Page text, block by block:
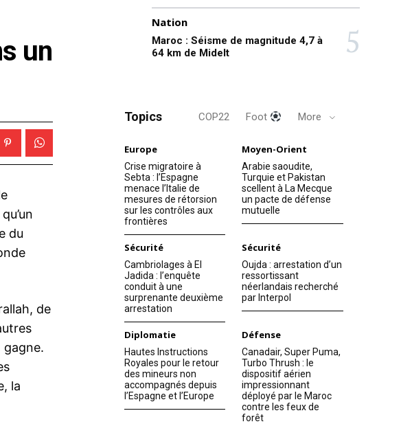
un
du
de
la
Nation
Maroc : Séisme de magnitude 4,7 à
64 km de Midelt
Topics COP22 Foot More
Europe
Crise migratoire à
Sebta : l’Espagne
menace l’Italie de
mesures de rétorsion
sur les contrôles aux
frontières
Moyen-Orient
Arabie saoudite,
Turquie et Pakistan
scellent à La Mecque
un pacte de défense
mutuelle
Sécurité
Cambriolages à El
Jadida : l’enquête
conduit à une
surprenante deuxième
arrestation
Sécurité
Oujda : arrestation d’un
ressortissant
néerlandais recherché
par Interpol
Diplomatie
Hautes Instructions
Royales pour le retour
des mineurs non
accompagnés depuis
l’Espagne et l’Europe
Défense
Canadair, Super Puma,
Turbo Thrush : le
dispositif aérien
impressionnant
déployé par le Maroc
contre les feux de
forêt